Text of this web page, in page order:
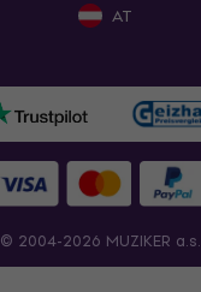
AT
© 2004-2026 MUZIKER a.s.